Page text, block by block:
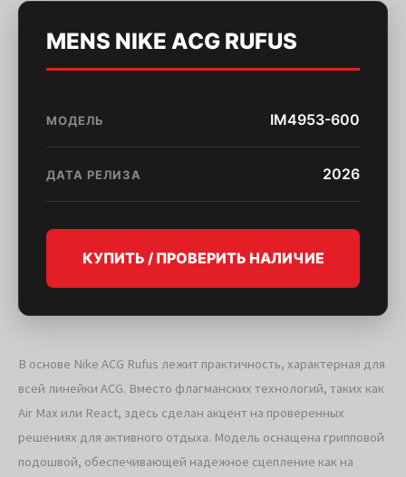
MENS NIKE ACG RUFUS
МОДЕЛЬ IM4953-600
ДАТА РЕЛИЗА 2026
КУПИТЬ / ПРОВЕРИТЬ НАЛИЧИЕ
В основе Nike ACG Rufus лежит практичность, характерная для
всей линейки ACG. Вместо флагманских технологий, таких как
Air Max или React, здесь сделан акцент на проверенных
решениях для активного отдыха. Модель оснащена грипповой
подошвой, обеспечивающей надежное сцепление как на